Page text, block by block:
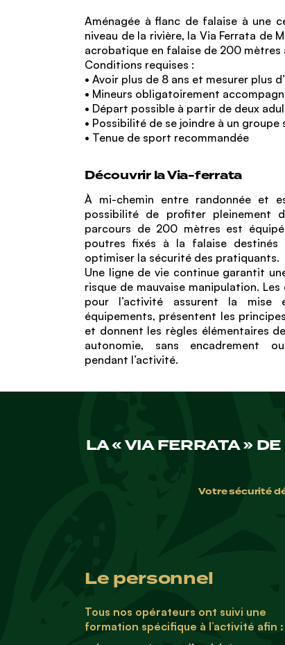
Aménagée à flanc de falaise à une
niveau de la rivière, la Via Ferrata de
acrobatique en falaise de 200 mètres
Conditions requises :
• Avoir plus de 8 ans et mesurer plus
• Mineurs obligatoirement
• Départ possible à partir de deux
• Possibilité de se joindre à un groupe
• Tenue de sport recommandée
Découvrir la Via-ferrata
À mi-chemin entre randonnée et
possibilité de profiter pleinement
parcours de 200 mètres est
poutres fixés à la falaise
optimiser la sécurité des pratiquants.
Une ligne de vie continue garantit
risque de mauvaise manipulation.
pour l’activité assurent la
équipements, présentent les
et donnent les règles élémentaires
autonomie, sans encadrement
pendant l’activité.
LA « VIA FERRATA »
Votre sécurité
Le personnel
Tous nos opérateurs ont suivi une
formation spécifique à l’activité afin :